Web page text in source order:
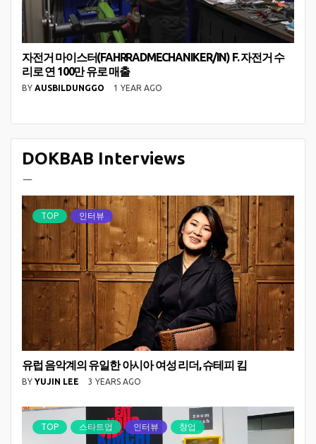
자전거 마이스터(FAHRRADMECHANIKER/IN) F. 자전거 수
리로 연 100만 유로 매출
BY AUSBILDUNGGO 1 YEAR AGO
DOKBAB Interviews
ㅡ
TOP 인터뷰
유럽 음악계의 유일한 아시아 여성 리더, 슈테피 킴
BY YUJIN LEE 3 YEARS AGO
TOP 스타트업 인터뷰 창업